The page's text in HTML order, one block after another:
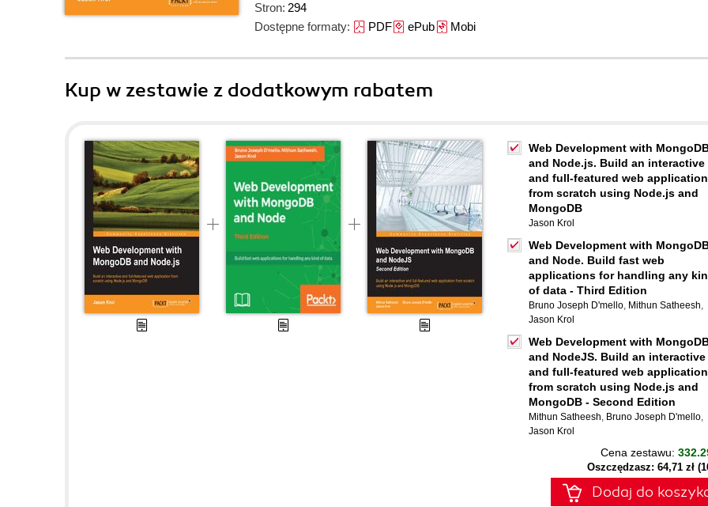
Stron: 294
Dostępne formaty: PDFePubMobi
Kup w zestawie z dodatkowym rabatem
Web Development with
and Node.js. Build an interactive
and full-featured web application
from scratch using Node.js and
MongoDB
Jason Krol
Web Development with
and Node. Build fast web
applications for handling any
of data - Third Edition
Bruno Joseph D'mello, Mithun Satheesh,
Jason Krol
Web Development with
and NodeJS. Build an interactive
and full-featured web application
from scratch using Node.js and
MongoDB - Second Edition
Mithun Satheesh, Bruno Joseph D'mello,
Jason Krol
Cena zestawu:
Oszczędzasz: 64,71 zł
Dodaj do